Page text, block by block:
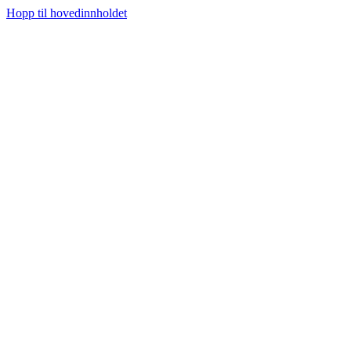
Hopp til hovedinnholdet